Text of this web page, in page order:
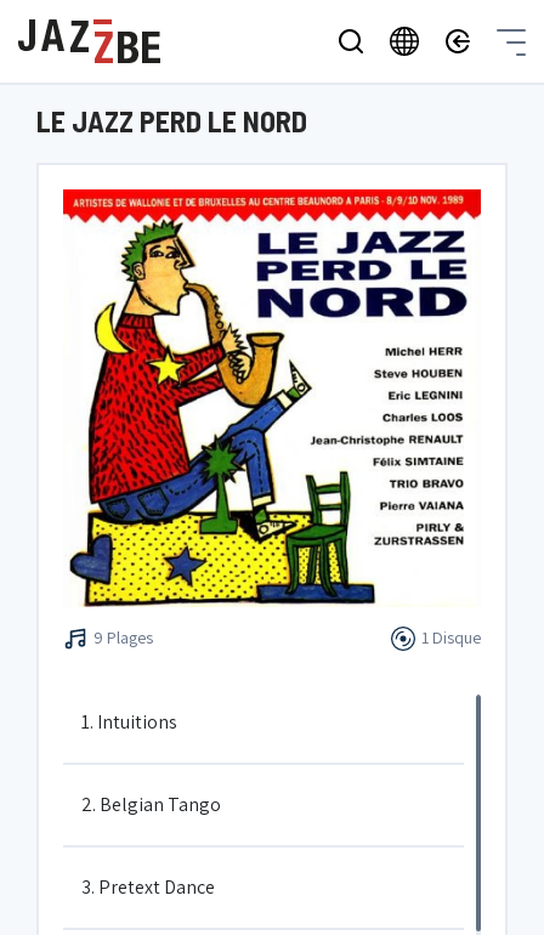
LE JAZZ PERD LE NORD
9 Plages 1 Disque
1. Intuitions
2. Belgian Tango
3. Pretext Dance